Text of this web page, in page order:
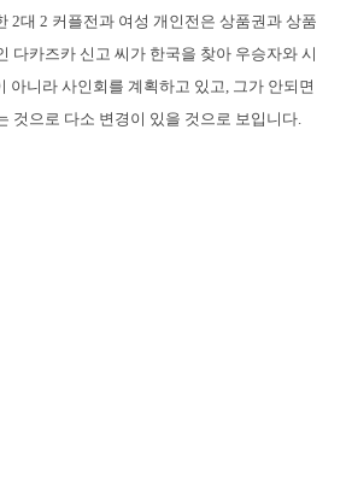
2대 2 커플전과 여성 개인전은 상품권과 상품
다카즈카 신고 씨가 한국을 찾아 우승자와 시
아니라 사인회를 계획하고 있고, 그가 안되면
것으로 다소 변경이 있을 것으로 보입니다.